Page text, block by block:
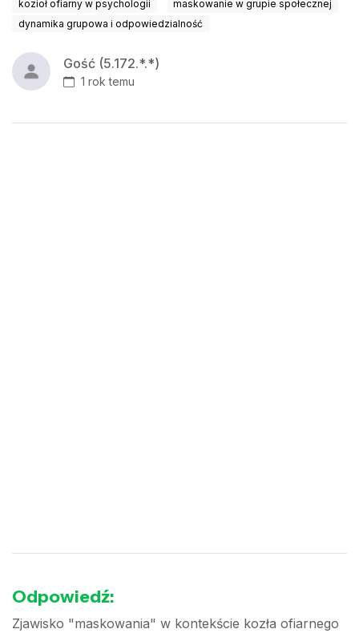
kozioł ofiarny w psychologii
maskowanie w grupie społecznej
dynamika grupowa i odpowiedzialność
Gość (5.172.*.*)
1 rok temu
Odpowiedź:
Zjawisko "maskowania" w kontekście kozła ofiarnego